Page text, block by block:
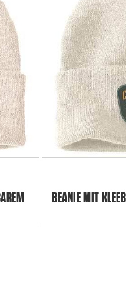
BEANIE MIT